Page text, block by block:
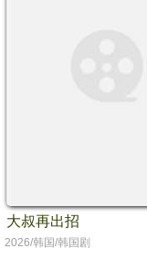
大叔再出招
2026/韩国/韩国剧